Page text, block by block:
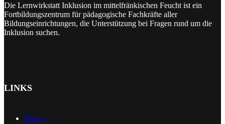
Die Lernwirkstatt Inklusion im mittelfränkischen Feucht ist ein
Fortbildungszentrum für pädagogische Fachkräfte aller
Bildungseinrichtungen, die Unterstützung bei Fragen rund um die
Inklusion suchen.
LINKS
Blog →